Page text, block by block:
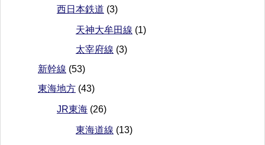
西日本鉄道 (3)
天神大牟田線 (1)
太宰府線 (3)
新幹線 (53)
東海地方 (43)
JR東海 (26)
東海道線 (13)